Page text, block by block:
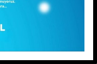
firması hizmet